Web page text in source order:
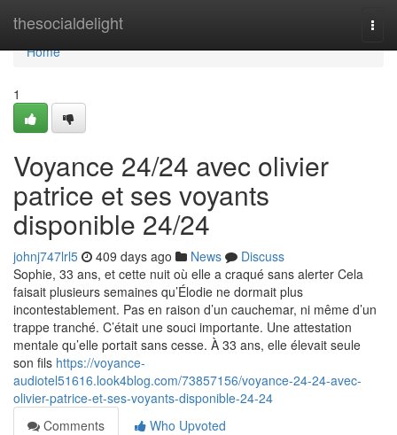
thesocialdelight
Home
Home
1
Voyance 24/24 avec olivier
patrice et ses voyants
disponible 24/24
johnj747lrl5 409 days ago News
Discuss
Sophie, 33 ans, et cette nuit où elle a craqué sans alerter Cela
faisait plusieurs semaines qu’Élodie ne dormait plus
incontestablement. Pas en raison d’un cauchemar, ni même d’un
trappe tranché. C’était une souci importante. Une attestation
mentale qu’elle portait sans cesse. À 33 ans, elle élevait seule
son fils https://voyance-
audiotel51616.look4blog.com/73857156/voyance-24-24-avec-
olivier-patrice-et-ses-voyants-disponible-24-24
Comments
Who Upvoted